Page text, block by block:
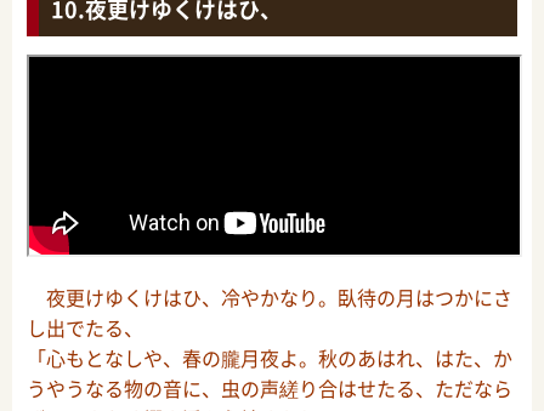
夜更けゆくけはひ、
夜更けゆくけはひ、冷やかなり。臥待の月はつかにさ
し出でたる、
「心もとなしや、春の朧月夜よ。秋のあはれ、はた、か
うやうなる物の音に、虫の声縒り合はせたる、ただなら